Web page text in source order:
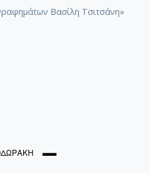
Βασίλη Τσιτσάνη»